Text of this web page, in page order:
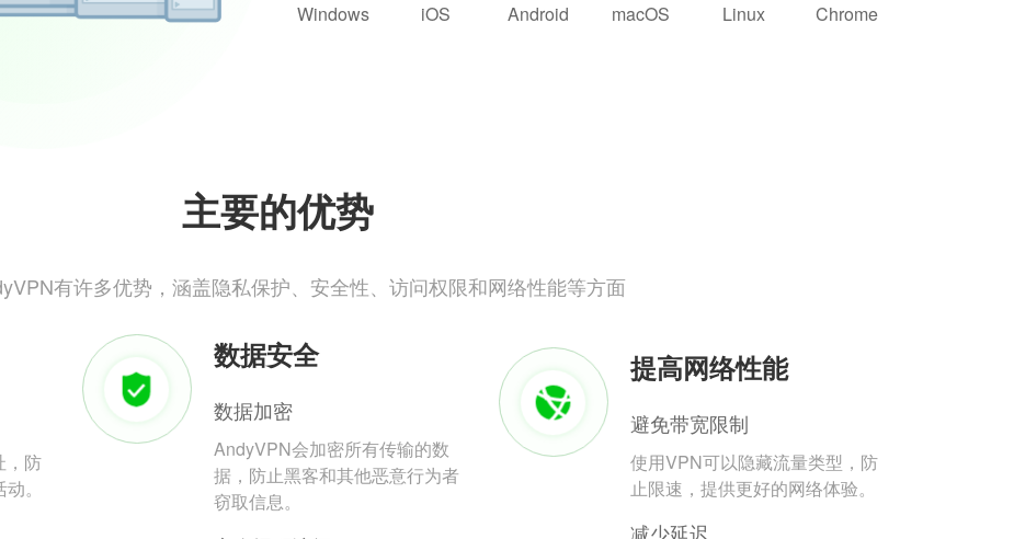
Windows iOS Android macOS Linux Chrome
主要的优势
有许多优势，涵盖隐私保护、安全性、访问权限和网络性能等方面
，防
。
数据安全
数据加密
AndyVPN会加密所有传输的数
据，防止黑客和其他恶意行为者
窃取信息。
提高网络性能
避免带宽限制
使用VPN可以隐藏流量类型，防
止限速，提供更好的网络体验。
减少延迟